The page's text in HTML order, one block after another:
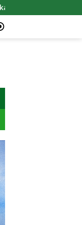
Narkotika